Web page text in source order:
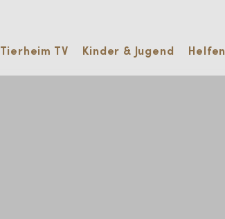
Tierheim TV Kinder & Jugend Helfen